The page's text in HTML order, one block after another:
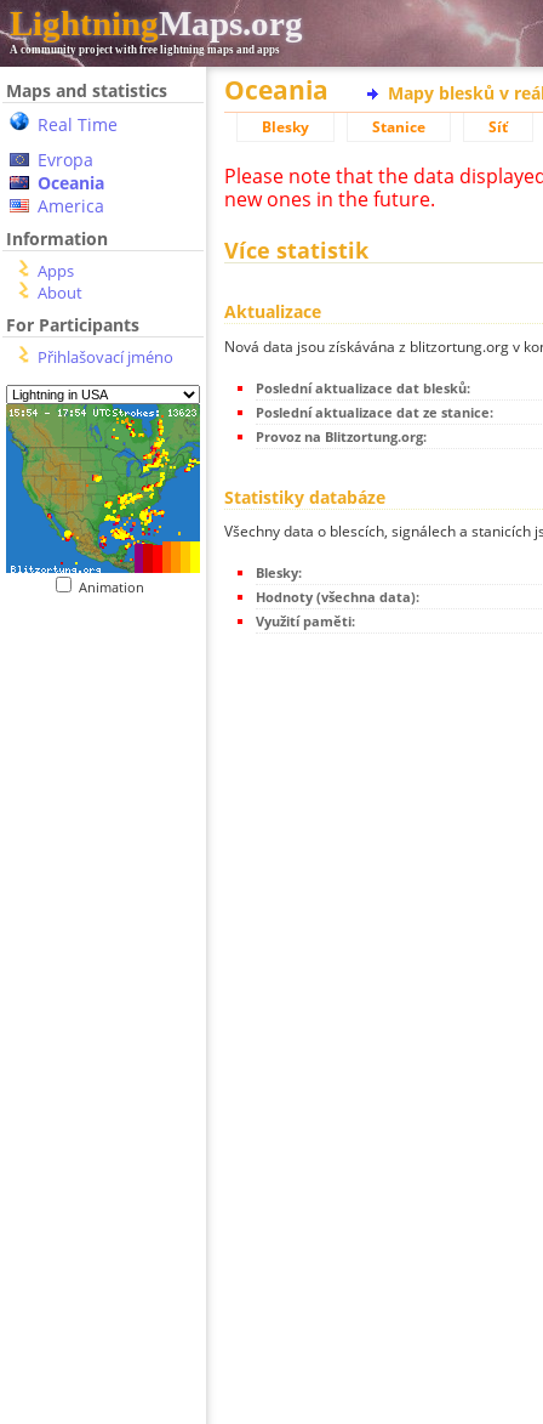
LightningMaps.org
A community project with free lightning maps and apps
Maps and statistics
Real Time
Evropa
Oceania
America
Information
Apps
About
For Participants
Přihlašovací jméno
Animation
Oceania Mapy blesků v
Blesky Stanice Síť
Please note that the data
new ones in the future.
Více statistik
Aktualizace
Nová data jsou získávána z blitzortung.org v
Poslední aktualizace dat blesků:
Poslední aktualizace dat ze stanice:
Provoz na Blitzortung.org:
Statistiky databáze
Všechny data o blescích, signálech a
Blesky:
Hodnoty (všechna data):
Využití paměti: